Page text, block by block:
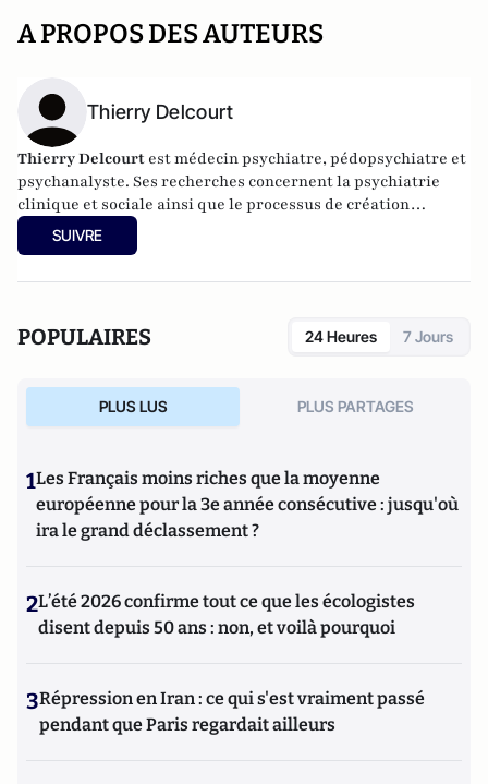
A PROPOS DES AUTEURS
Thierry Delcourt
Thierry Delcourt est médecin psychiatre, pédopsychiatre et
psychanalyste. Ses recherches concernent la psychiatrie
clinique et sociale ainsi que le processus de création
artistique. Il s'occupe de formation en psychiatrie et dans le
domaine de la créativité. Il est rédacteur en chef de la
Milo, 2016).
SUIVRE
POPULAIRES 24 Heures 7 Jours
PLUS LUS PLUS PARTAGES
1Les Français moins riches que la moyenne
européenne pour la 3e année consécutive : jusqu'où
ira le grand déclassement ?
2L’été 2026 confirme tout ce que les écologistes
disent depuis 50 ans : non, et voilà pourquoi
3Répression en Iran : ce qui s'est vraiment passé
pendant que Paris regardait ailleurs